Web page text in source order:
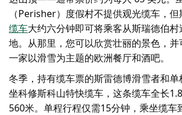
（Perisher）度假村不提供观光缆车，
缆车大约六分钟即可将乘客从斯瑞德伯
地。从那里，您可以欣赏壮丽的景色，并
一家以滑雪为主题的欧洲餐厅和酒吧。
冬季，持有缆车票的斯雷德博滑雪者和
坐科修斯科山特快缆车，这条缆车全长
560米。单程行程仅需15分钟，乘坐缆车